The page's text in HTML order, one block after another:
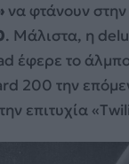
να φτάνουν
. Μάλιστα, η
έφερε το
200 την
επιτυχία